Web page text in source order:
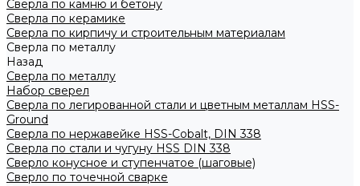
Сверла по камню и бетону
Сверла по керамике
Сверла по кирпичу и строительным материалам
Сверла по металлу
Назад
Сверла по металлу
Набор сверел
Сверла по легированной стали и цветным металлам HSS-
Ground
Сверла по нержавейке HSS-Cobalt, DIN 338
Сверла по стали и чугуну HSS DIN 338
Сверло конусное и ступенчатое (шаговые)
Сверло по точечной сварке